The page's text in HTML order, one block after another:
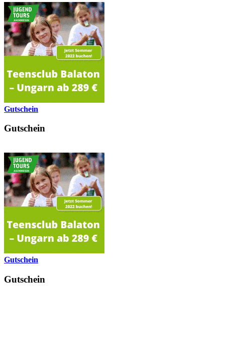
Gutschein
Gutschein
Gutschein
Gutschein